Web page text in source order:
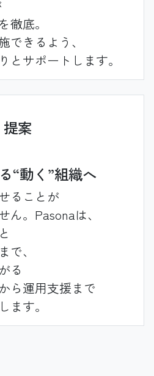
徹底。
できるよう、
とサポートします。
提案
“動く”組織へ
ることが
ん。 Pasonaは、
、
る
ら運用支援まで
ます。